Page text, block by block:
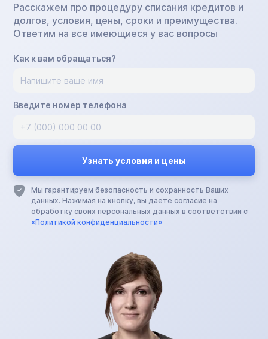
Расскажем про процедуру списания кредитов и
долгов, условия, цены, сроки и преимущества.
Ответим на все имеющиеся у вас вопросы
Как к вам обращаться?
Введите номер телефона
Мы гарантируем безопасность и сохранность Ваших
данных. Нажимая на кнопку, вы даете согласие на
обработку своих персональных данных в соответствии с
«Политикой конфиденциальности»